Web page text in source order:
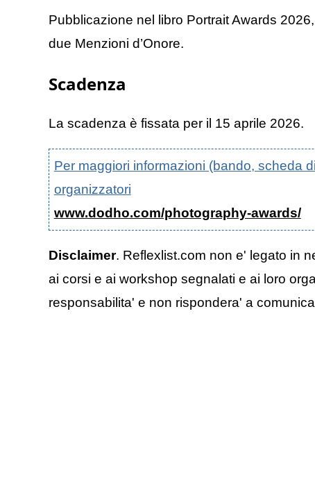
Pubblicazione nel libro Portrait Awards
due Menzioni d’Onore.
Scadenza
La scadenza è fissata per il 15 aprile 2026.
Per maggiori informazioni (bando, scheda
organizzatori
www.dodho.com/photography-awards/
Disclaimer. Reflexlist.com non e' legato in
ai corsi e ai workshop segnalati e ai loro
responsabilita' e non rispondera' a